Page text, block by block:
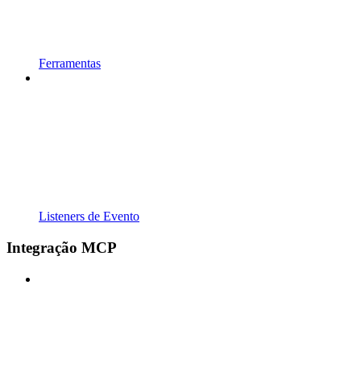
Ferramentas
Listeners de Evento
Integração MCP